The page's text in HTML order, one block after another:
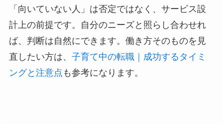
「向いていない人」は否定ではなく、サービス設
計上の前提です。自分のニーズと照らし合わせれ
ば、判断は自然にできます。働き方そのものを見
直したい方は、 子育て中の転職｜成功するタイミ
ングと注意点 も参考になります。